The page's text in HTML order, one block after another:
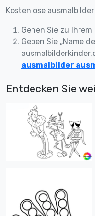
Kostenlose
Gehen Sie zu Ihrem
Geben Sie „Name
ausmalbilder
Entdecken Sie